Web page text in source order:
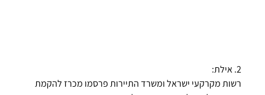
2. אילת:
רשות מקרקעי ישראל ומשרד התיירות פרסמו מכרז להקמת